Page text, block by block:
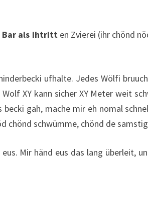
Bar als ihtritten Zvierei (ihr chönd
ufhalte. Jedes Wölfi
XY kann sicher XY Meter weit
gah, mache mir eh nomal
chönd schwümme, chönd de
Mir händ eus das lang überleit,